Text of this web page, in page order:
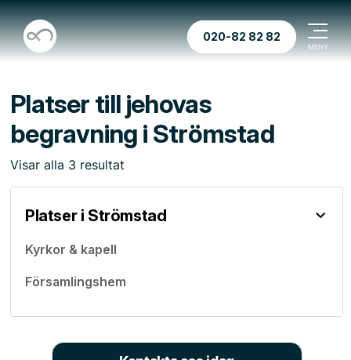
020-82 82 82
Platser till jehovas
begravning i Strömstad
Visar alla 3 resultat
Platser i Strömstad
Kyrkor & kapell
Församlingshem